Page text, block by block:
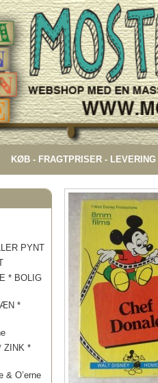
KØB - FRAGTPRISER - LEVERING
PYNT
* BOLIG
*
ZINK *
& O’erne